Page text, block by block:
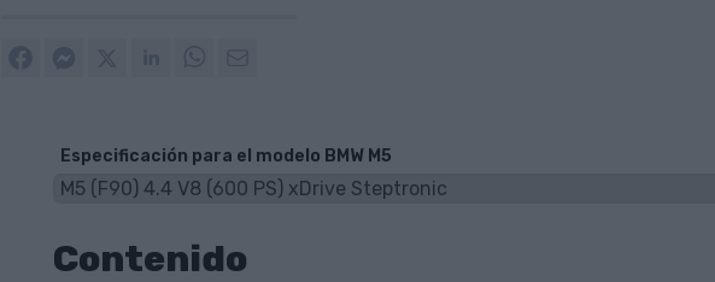
Especificación para el modelo BMW M5
Contenido